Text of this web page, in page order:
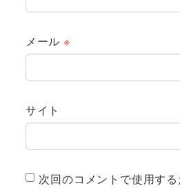
メール ※
サイト
次回のコメントで使用す